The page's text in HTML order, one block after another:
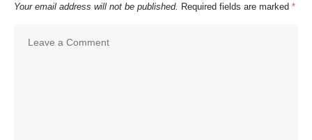
Your email address will not be published. Required fields are marked *